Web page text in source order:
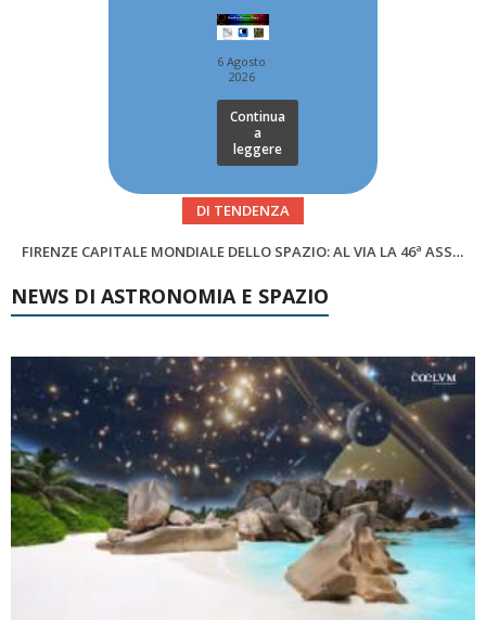
6 Agosto
2026
Continua
a
leggere
DI TENDENZA
Cielo del Mese di Agosto 2026
SUPERNOVAE aggiornamenti del mese – Agosto 2026
NEWS DI ASTRONOMIA E SPAZIO